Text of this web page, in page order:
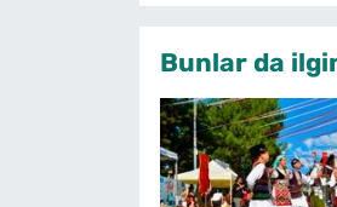
Bunlar da